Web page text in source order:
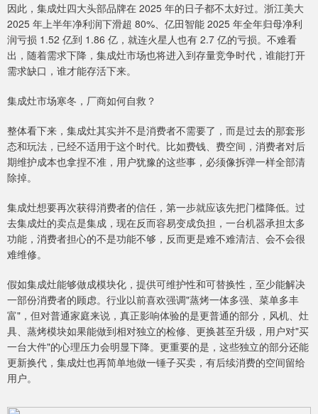
因此，集成灶四大头部品牌在 2025 年的日子都不太好过。浙江美大
2025 年上半年净利润下滑超 80%、亿田智能 2025 年全年归母净利
润亏损 1.52 亿到 1.86 亿，就连火星人也有 2.7 亿的亏损。不难看
出，随着需求下降，集成灶市场也将进入到存量竞争时代，谁能打开
需求缺口，谁才能存活下来。
集成灶市场寒冬，厂商如何自救？
整体看下来，集成灶其实并不是消费者不需要了，而是过去的那套形
态和玩法，已经不适用于这个时代。比如费钱、费空间，消费者对后
期维护成本也拿捏不准，用户犹豫的这些事，必须像拆弹一样全部清
除掉。
集成灶想要再次获得消费者的信任，第一步就应该先把门槛降低。过
去集成灶的卖点是集成，现在反而容易变成负担，一台机器承担太多
功能，消费者担心的不是功能不够，反而更是难不难清洁、会不会很
难维修。
假如集成灶能够做成模块化，提供可维护性和可替换性，至少能解决
一部份消费者的顾虑。行业以前喜欢强调"蒸烤一体多强、菜单多丰
富"，但对普通家庭来说，真正影响体验的是更普通的部分，风机、灶
具、蒸烤模块如果能做到相对独立的检修、更换甚至升级，用户对"买
一台大件"的心理压力会明显下降。更重要的是，这些独立的部分还能
更新换代，集成灶也再简单地做一锤子买卖，有后续消费的空间留给
用户。